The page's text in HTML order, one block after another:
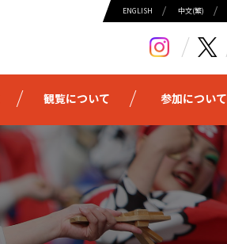
ENGLISH 中⽂(繁)
観覧について 参加について